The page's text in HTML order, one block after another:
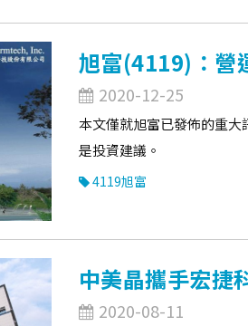
旭富(4119)：營
2020-12-25
本文僅就旭富已發佈的重
是投資建議。
4119旭富
中美晶攜手宏捷
2020-08-11